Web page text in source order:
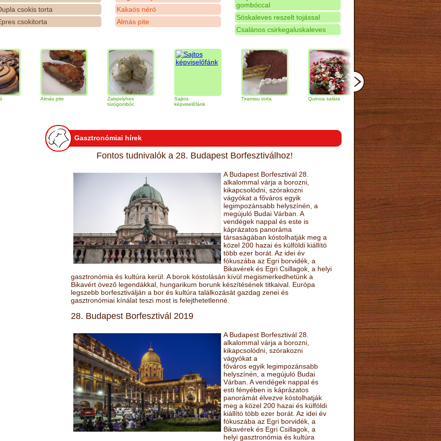
csokis torta
csokitorta
Kakaós néró
Almás pite
gombóccal
Sóskaleves reszelt tojással
Csalános csirkegaluskaleves
Almás pite
Zabpelyhes
túrógombóc
képviselőfánk
Tiramisu torta Quinoa saláta Mandulás kifli
Gasztronómiai hírek
Fontos tudnivalók a 28. Budapest Borfesztiválhoz!
A Budapest Borfesztivál 28.
alkalommal várja a borozni,
kikapcsolódni, szórakozni
vágyókat a főváros egyik
legimpozánsabb helyszínén, a
megújuló Budai Várban. A
vendégek nappal és este is
káprázatos panoráma
társaságában kóstolhatják meg a
közel 200 hazai és külföldi kiállító
több ezer borát. Az idei év
fókuszába az Egri borvidék, a
Bikavérek és Egri Csillagok, a helyi
gasztronómia és kultúra kerül. A borok kóstolásán kívül megismerkedhetünk a
Bikavért övező legendákkal, hungarikum borunk készítésének titkaival. Európa
legszebb borfesztiválján a bor és kultúra találkozását gazdag zenei és
gasztronómiai kínálat teszi most is felejthetetlenné.
28. Budapest Borfesztivál 2019
A Budapest Borfesztivál 28.
alkalommal várja a borozni,
kikapcsolódni, szórakozni
vágyókat a
főváros egyik legimpozánsabb
helyszínén, a megújuló Budai
Várban. A vendégek nappal és
esti fényében is káprázatos
panorámát élvezve kóstolhatják
meg a közel 200 hazai és külföldi
kiállító több ezer borát. Az idei év
fókuszába az Egri borvidék, a
Bikavérek és Egri Csillagok, a
helyi gasztronómia és kultúra